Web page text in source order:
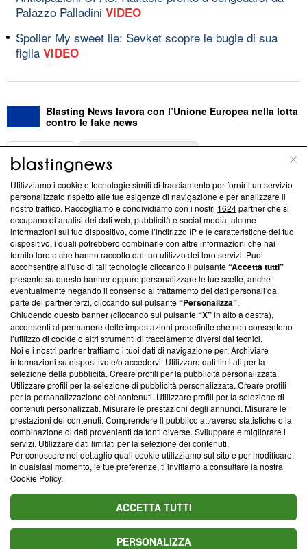
Palazzo Palladini VIDEO
Spoiler My sweet lie: Sevket scopre le bugie di sua
figlia VIDEO
Blasting News lavora con l’Unione Europea nella lotta
contro le fake news
ABOUT
Questa sezione offre informazioni trasparenti su Blasting
News, sui nostri processi editoriali e su come ci impegniamo a
creare news di qualità. Inoltre, afferma la nostra aderenza a
‘Trust Project - News with Integrity’Blasting News non è
ancora membro del programma, ma ha richiesto di farne
parte; Trust Project non ha ancora effettuato una verifica di
conformità agli standard.
Su di noi
Team editoriale
Corporate
Redazione
Informativa Privacy
Cookie Policy
Blasting SA, IDI CHE-247.845.224, Via Carlo Frasca, 3 - 6900
Lugano (Svizzera) Tel:+39 0690258937
© 2026 Blasting News
Utilizziamo i cookie e tecnologie simili di tracciamento per fornirti un servizio
personalizzato rispetto alle tue esigenze di navigazione e per analizzare il
nostro traffico. Raccogliamo e condividiamo con i nostri 1624partner che si
occupano di analisi dei dati web, pubblicità e social media, alcune
informazioni sul tuo dispositivo, come l’indirizzo IP e le caratteristiche del tuo
dispositivo, i quali potrebbero combinarle con altre informazioni che hai
fornito loro o che hanno raccolto dal tuo utilizzo dei loro servizi. Puoi
acconsentire all’uso di tali tecnologie cliccando il pulsante“Accetta tutti”
presente su questo banner oppure personalizzare le tue scelte, anche
eventualmente negando il consenso al trattamento dei dati personali da
parte dei partner terzi, cliccando sul pulsante“Personalizza”.
Chiudendo questo banner (cliccando sul pulsante“X”in alto a destra),
acconsenti al permanere delle impostazioni predefinite che non consentono
l’utilizzo di cookie o altri strumenti di tracciamento diversi dai tecnici.
Noi e i nostri partner trattiamo i tuoi dati di navigazione per: Archiviare
informazioni su dispositivo e/o accedervi. Utilizzare dati limitati per la
selezione della pubblicità. Creare profili per la pubblicità personalizzata.
Utilizzare profili per la selezione di pubblicità personalizzata. Creare profili
per la personalizzazione dei contenuti. Utilizzare profili per la selezione di
contenuti personalizzati. Misurare le prestazioni degli annunci. Misurare le
prestazioni dei contenuti. Comprendere il pubblico attraverso statistiche o la
combinazione di dati provenienti da fonti diverse. Sviluppare e migliorare i
servizi. Utilizzare dati limitati per la selezione dei contenuti.
Per conoscere nel dettaglio quali cookie utilizziamo sul sito e per modificare,
in qualsiasi momento, le tue preferenze, ti invitiamo a consultare la nostra
Cookie Policy.
ACCETTA TUTTI
PERSONALIZZA